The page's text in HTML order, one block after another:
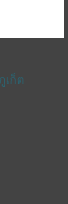
เก็ต